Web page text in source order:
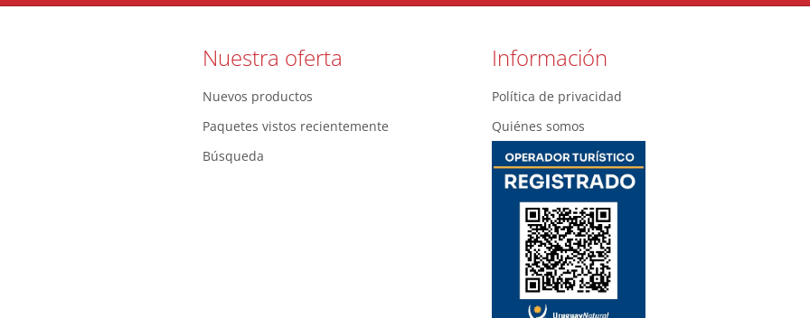
Nuestra oferta
Nuevos productos
Paquetes vistos recientemente
Búsqueda
Información
Política de privacidad
Quiénes somos